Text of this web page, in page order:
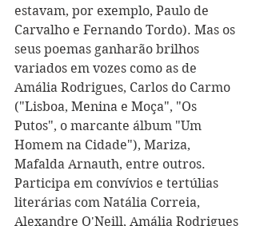
estavam, por exemplo, Paulo de
Carvalho e Fernando Tordo). Mas os
seus poemas ganharão brilhos
variados em vozes como as de
Amália Rodrigues, Carlos do Carmo
("Lisboa, Menina e Moça", "Os
Putos", o marcante álbum "Um
Homem na Cidade"), Mariza,
Mafalda Arnauth, entre outros.
Participa em convívios e tertúlias
literárias com Natália Correia,
Alexandre O'Neill, Amália Rodrigues